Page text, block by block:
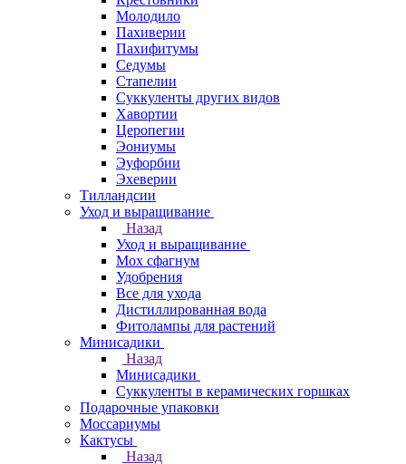
Молодило
Пахиверии
Пахифитумы
Седумы
Стапелии
Суккуленты других видов
Хавортии
Церопегии
Эониумы
Эуфорбии
Эхеверии
Тилландсии
Уход и выращивание
Назад
Уход и выращивание
Мох сфагнум
Удобрения
Все для ухода
Дистиллированная вода
Фитолампы для растений
Минисадики
Назад
Минисадики
Суккуленты в керамических горшках
Подарочные упаковки
Моссариумы
Кактусы
Назад